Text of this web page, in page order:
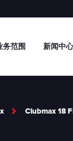
务范围 新闻中心
Clubmax 18